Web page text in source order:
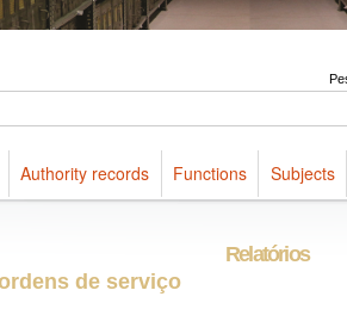
Authority records Functions Subjects
Relatórios
de serviço